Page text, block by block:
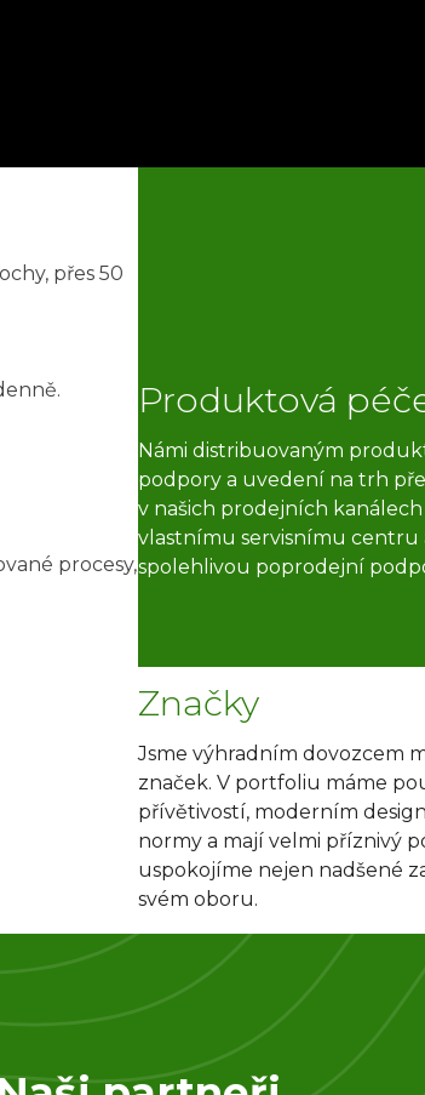
přes 50
procesy,
Produktová
Námi distribuovaným
podpory a uvedení na trh
v našich prodejních kanálech
vlastnímu servisnímu
spolehlivou poprodejní
Značky
Jsme výhradním dovozcem
značek. V portfoliu máme
přívětivostí, moderním
normy a mají velmi příznivý
uspokojíme nejen nadšené
svém oboru.